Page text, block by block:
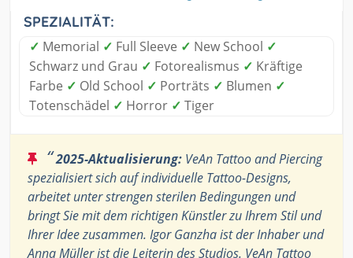
SPEZIALITÄT:
✓ Memorial ✓ Full Sleeve ✓ New School ✓
Schwarz und Grau ✓ Fotorealismus ✓ Kräftige
Farbe ✓ Old School ✓ Porträts ✓ Blumen ✓
Totenschädel ✓ Horror ✓ Tiger
“2025-Aktualisierung: VeAn Tattoo and Piercing
spezialisiert sich auf individuelle Tattoo-Designs,
arbeitet unter strengen sterilen Bedingungen und
bringt Sie mit dem richtigen Künstler zu Ihrem Stil und
Ihrer Idee zusammen. Igor Ganzha ist der Inhaber und
Anna Müller ist die Leiterin des Studios. VeAn Tattoo